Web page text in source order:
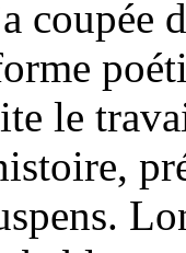
coupée
le